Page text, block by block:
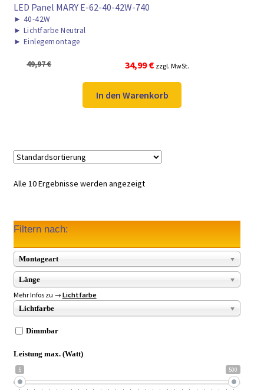
LED Panel MARY E-62-40-42W-740
► 40-42W
► Lichtfarbe Neutral
► Einlegemontage
49,97€
Ursprünglicher
war:
49,97 €
34,99€Aktueller
ist:
34,99 €.
zzgl. MwSt.
In den Warenkorb
Alle 10 Ergebnisse werden angezeigt
Filtern nach:
Montageart
Länge
Mehr Infos zu → Lichtfarbe
Lichtfarbe
Dimmbar
Leistung max. (Watt)
5 500